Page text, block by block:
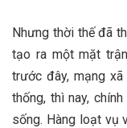
Nhưng thời thế đã
tạo ra một mặt
trước đây, mạng
thống, thì nay,
sống. Hàng loạt vụ